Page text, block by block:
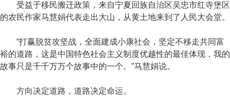
受益于移民搬迁政策，来自宁夏回族自治区吴忠市红寺堡区
的农民作家马慧娟代表走出大山，从黄土地来到了人民大会堂。
“打赢脱贫攻坚战，全面建成小康社会，坚定不移走共同富
裕的道路，这是中国特色社会主义制度优越性的最佳体现，我的
故事只是千千万万个故事中的一个。”马慧娟说。
方向决定道路，道路决定命运。